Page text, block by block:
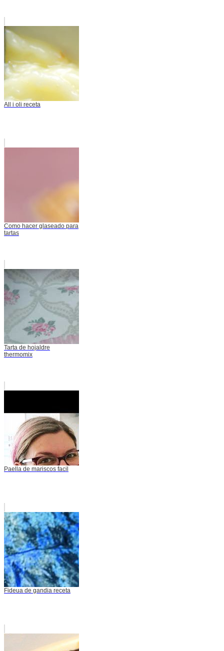
All i oli receta
Como hacer glaseado para
tartas
Tarta de hojaldre
thermomix
Paella de mariscos facil
Fideua de gandia receta